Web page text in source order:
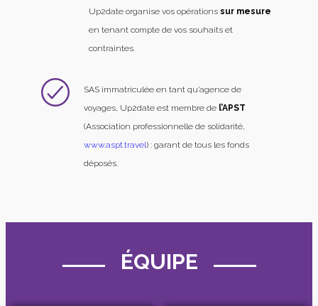
Up2date organise vos opérations sur mesure
en tenant compte de vos souhaits et
contraintes.
SAS immatriculée en tant qu’agence de
voyages, Up2date est membre de l’APST
(Association professionnelle de solidarité,
www.aspt.travel) : garant de tous les fonds
déposés.
ÉQUIPE